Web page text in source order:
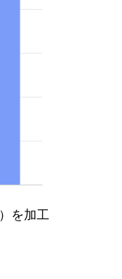
）を加工